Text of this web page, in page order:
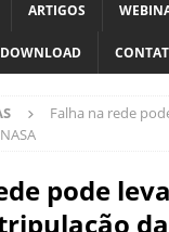
ARTIGOS
DOWNLOAD
Falha na rede
pode